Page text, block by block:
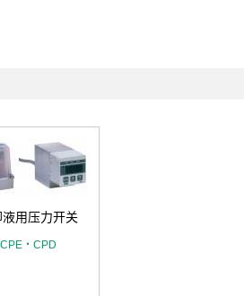
用压力开关
CPE・CPD